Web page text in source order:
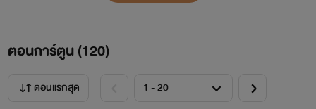
ตอนการ์ตูน (120)
ตอนแรกสุด